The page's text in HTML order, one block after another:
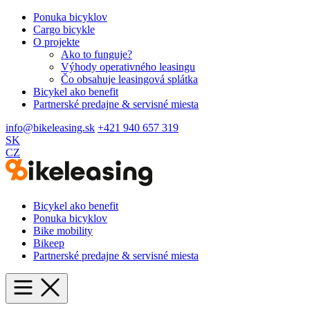
Ponuka bicyklov
Cargo bicykle
O projekte
Ako to funguje?
Výhody operativného leasingu
Čo obsahuje leasingová splátka
Bicykel ako benefit
Partnerské predajne & servisné miesta
info@bikeleasing.sk +421 940 657 319
SK
CZ
Bicykel ako benefit
Ponuka bicyklov
Bike mobility
Bikeep
Partnerské predajne & servisné miesta